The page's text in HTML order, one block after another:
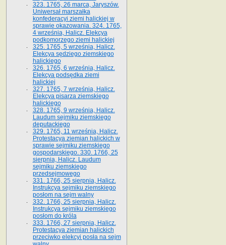
323. 1765, 26 marca, Jaryszów.
Uniwersał marszałka
konfederacyi ziemi halickiej w
sprawie okazowania. 324. 1765,
4 września, Halicz. Elekcya
podkomorzego ziemi halickiej
325. 1765, 5 września, Halicz.
Elekcya sędziego ziemskiego
halickiego
326. 1765, 6 września, Halicz.
Elekcya podsędka ziemi
halickiej
327. 1765, 7 września, Halicz.
Elekcya pisarza ziemskiego
halickiego
328. 1765, 9 września, Halicz.
Laudum sejmiku ziemskiego
deputackiego
329. 1765, 11 września, Halicz.
Protestacya ziemian halickich w
sprawie sejmiku ziemskiego
gospodarskiego. 330. 1766, 25
sierpnia, Halicz. Laudum
sejmiku ziemskiego
przedsejmowego
331. 1766, 25 sierpnia, Halicz.
Instrukcya sejmiku ziemskiego
posłom na sejm walny
332. 1766, 25 sierpnia, Halicz.
Instrukcya sejmiku ziemskiego
posłom do króla
333. 1766, 27 sierpnia, Halicz.
Protestacya ziemian halickich
przeciwko elekcyi posła na sejm